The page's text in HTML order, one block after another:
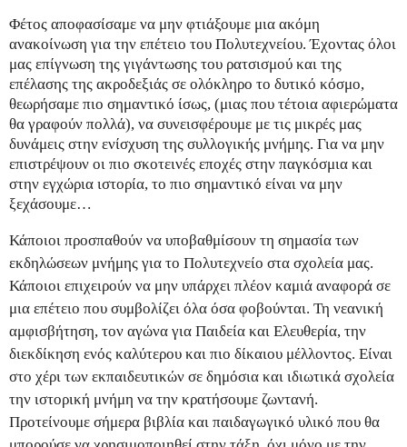
Φέτος αποφασίσαμε να μην φτιάξουμε μια ακόμη
ανακοίνωση για την επέτειο του Πολυτεχνείου. Έχοντας όλοι
μας επίγνωση της γιγάντωσης του ρατσισμού και της
επέλασης της ακροδεξιάς σε ολόκληρο το δυτικό κόσμο,
θεωρήσαμε πιο σημαντικό ίσως, (μιας που τέτοια αφιερώματα
θα γραφούν πολλά), να συνεισφέρουμε με τις μικρές μας
δυνάμεις στην ενίσχυση της συλλογικής μνήμης. Για να μην
επιστρέψουν οι πιο σκοτεινές εποχές στην παγκόσμια και
στην εγχώρια ιστορία, το πιο σημαντικό είναι να μην
ξεχάσουμε…
Κάποιοι προσπαθούν να υποβαθμίσουν τη σημασία των
εκδηλώσεων μνήμης για το Πολυτεχνείο στα σχολεία μας.
Κάποιοι επιχειρούν να μην υπάρχει πλέον καμιά αναφορά σε
μια επέτειο που συμβολίζει όλα όσα φοβούνται. Τη νεανική
αμφισβήτηση, τον αγώνα για Παιδεία και Ελευθερία, την
διεκδίκηση ενός καλύτερου και πιο δίκαιου μέλλοντος. Είναι
στο χέρι των εκπαιδευτικών σε δημόσια και ιδιωτικά σχολεία
την ιστορική μνήμη να την κρατήσουμε ζωντανή.
Προτείνουμε σήμερα βιβλία και παιδαγωγικό υλικό που θα